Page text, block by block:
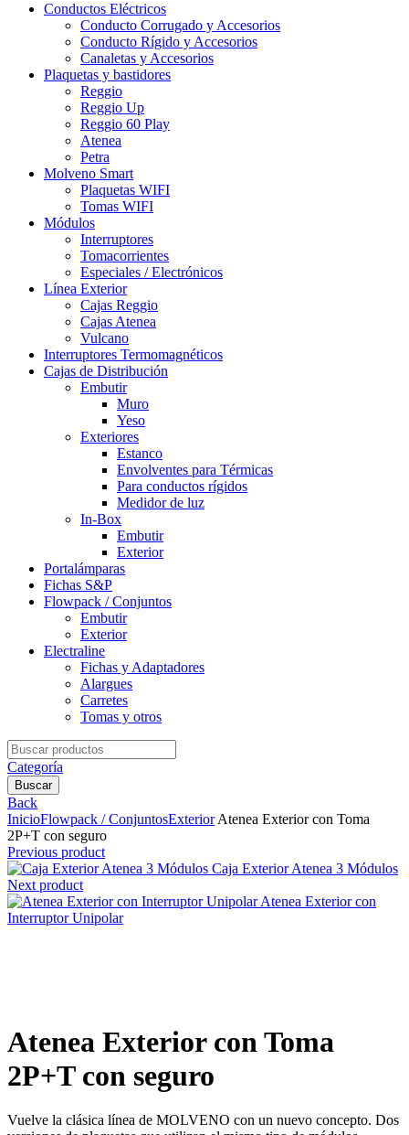
Conductos Eléctricos
Conducto Corrugado y Accesorios
Conducto Rígido y Accesorios
Canaletas y Accesorios
Plaquetas y bastidores
Reggio
Reggio Up
Reggio 60 Play
Atenea
Petra
Molveno Smart
Plaquetas WIFI
Tomas WIFI
Módulos
Interruptores
Tomacorrientes
Especiales / Electrónicos
Línea Exterior
Cajas Reggio
Cajas Atenea
Vulcano
Interruptores Termomagnéticos
Cajas de Distribución
Embutir
Muro
Yeso
Exteriores
Estanco
Envolventes para Térmicas
Para conductos rígidos
Medidor de luz
In-Box
Embutir
Exterior
Portalámparas
Fichas S&P
Flowpack / Conjuntos
Embutir
Exterior
Electraline
Fichas y Adaptadores
Alargues
Carretes
Tomas y otros
Search
for:
Categoría
Buscar
Back
InicioFlowpack / ConjuntosExteriorAtenea Exterior con Toma
2P+T con seguro
Previous product
Caja Exterior Atenea 3 Módulos
Next product
Atenea Exterior con
Interruptor Unipolar
Atenea Exterior con Toma
2P+T con seguro
Vuelve la clásica línea de MOLVENO con un nuevo concepto. Dos